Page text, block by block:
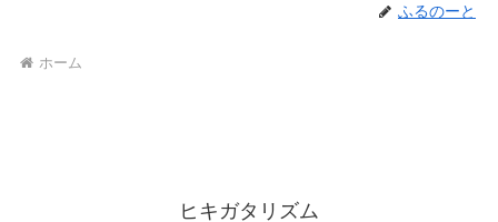
ふるのーと
ホーム
ヒキガタリズム